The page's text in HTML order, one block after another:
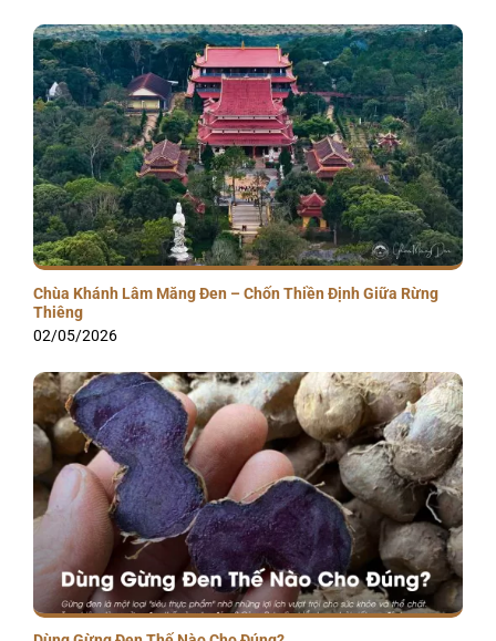
Chùa Khánh Lâm Măng Đen – Chốn Thiền Định Giữa Rừng
Thiêng
02/05/2026